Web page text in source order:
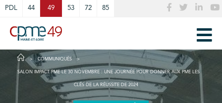
PDL 44 49 53 72 85
COMMUNIQUÉS
SALON IMPACT PME LE 30 NOVEMBRE : UNE JOURNÉE POUR DONNER AUX PME LES
CLÉS DE LA RÉUSSITE DE 2024
Cookies management panel